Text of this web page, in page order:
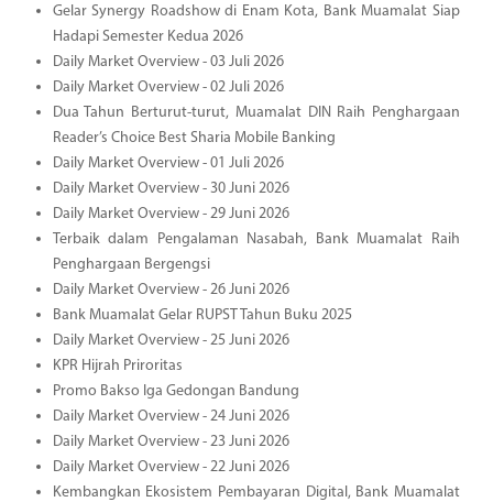
Gelar Synergy Roadshow di Enam Kota, Bank Muamalat Siap
Hadapi Semester Kedua 2026
Daily Market Overview - 03 Juli 2026
Daily Market Overview - 02 Juli 2026
Dua Tahun Berturut-turut, Muamalat DIN Raih Penghargaan
Reader’s Choice Best Sharia Mobile Banking
Daily Market Overview - 01 Juli 2026
Daily Market Overview - 30 Juni 2026
Daily Market Overview - 29 Juni 2026
Terbaik dalam Pengalaman Nasabah, Bank Muamalat Raih
Penghargaan Bergengsi
Daily Market Overview - 26 Juni 2026
Bank Muamalat Gelar RUPST Tahun Buku 2025
Daily Market Overview - 25 Juni 2026
KPR Hijrah Priroritas
Promo Bakso Iga Gedongan Bandung
Daily Market Overview - 24 Juni 2026
Daily Market Overview - 23 Juni 2026
Daily Market Overview - 22 Juni 2026
Kembangkan Ekosistem Pembayaran Digital, Bank Muamalat